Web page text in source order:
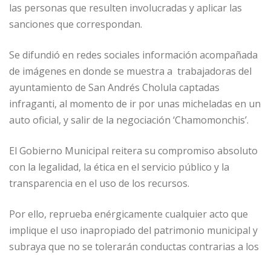
las personas que resulten involucradas y aplicar las
sanciones que correspondan.
Se difundió en redes sociales información acompañada
de imágenes en donde se muestra a trabajadoras del
ayuntamiento de San Andrés Cholula captadas
infraganti, al momento de ir por unas micheladas en un
auto oficial, y salir de la negociación ‘Chamomonchis’.
El Gobierno Municipal reitera su compromiso absoluto
con la legalidad, la ética en el servicio público y la
transparencia en el uso de los recursos.
Por ello, reprueba enérgicamente cualquier acto que
implique el uso inapropiado del patrimonio municipal y
subraya que no se tolerarán conductas contrarias a los